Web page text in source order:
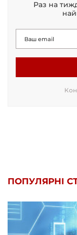
Раз на
ПОПУЛЯРНІ